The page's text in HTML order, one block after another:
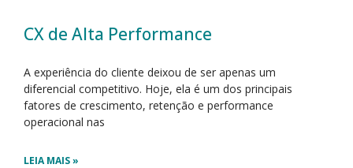
CX de Alta Performance
A experiência do cliente deixou de ser apenas um
diferencial competitivo. Hoje, ela é um dos principais
fatores de crescimento, retenção e performance
operacional nas
LEIA MAIS »